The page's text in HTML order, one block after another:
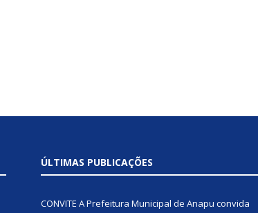
ÚLTIMAS PUBLICAÇÕES
CONVITE A Prefeitura Municipal de Anapu convida